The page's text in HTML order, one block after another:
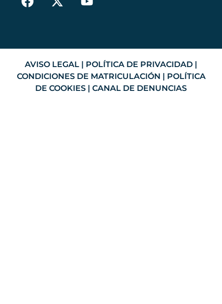
AVISO LEGAL | POLÍTICA DE PRIVACIDAD |
CONDICIONES DE MATRICULACIÓN | POLÍTICA
DE COOKIES | CANAL DE DENUNCIAS